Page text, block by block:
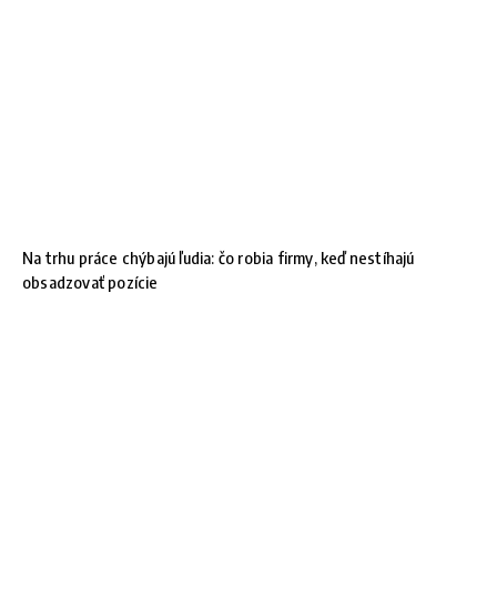
Na trhu práce chýbajú ľudia: čo robia firmy, keď nestíhajú
obsadzovať pozície